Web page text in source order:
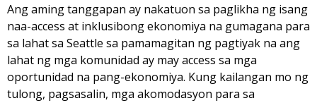
Ang aming tanggapan ay nakatuon sa paglikha ng isang
naa-access at inklusibong ekonomiya na gumagana para
sa lahat sa Seattle sa pamamagitan ng pagtiyak na ang
lahat ng mga komunidad ay may access sa mga
oportunidad na pang-ekonomiya. Kung kailangan mo ng
tulong, pagsasalin, mga akomodasyon para sa